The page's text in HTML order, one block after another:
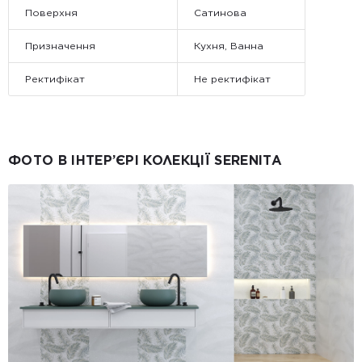
Поверхня Сатинова
Призначення Кухня, Ванна
Ректифікат Не ректифікат
ФОТО В ІНТЕР’ЄРІ КОЛЕКЦІЇ SERENITA